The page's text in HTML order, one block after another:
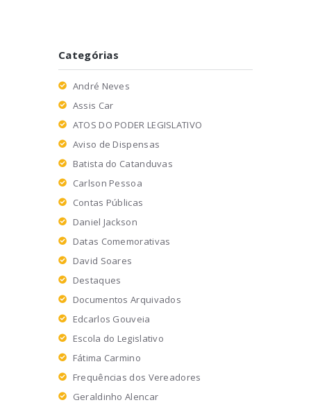
Categórias
André Neves
Assis Car
ATOS DO PODER LEGISLATIVO
Aviso de Dispensas
Batista do Catanduvas
Carlson Pessoa
Contas Públicas
Daniel Jackson
Datas Comemorativas
David Soares
Destaques
Documentos Arquivados
Edcarlos Gouveia
Escola do Legislativo
Fátima Carmino
Frequências dos Vereadores
Geraldinho Alencar